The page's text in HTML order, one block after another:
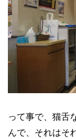
って事で、猫舌
んで、それはそ